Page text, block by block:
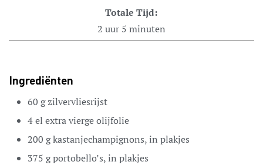
Totale Tijd:
2 uur 5 minuten
Ingrediënten
60 gzilvervliesrijst
4el extra vierge olijfolie
200 gkastanjechampignons,in plakjes
375 gportobello’s,in plakjes